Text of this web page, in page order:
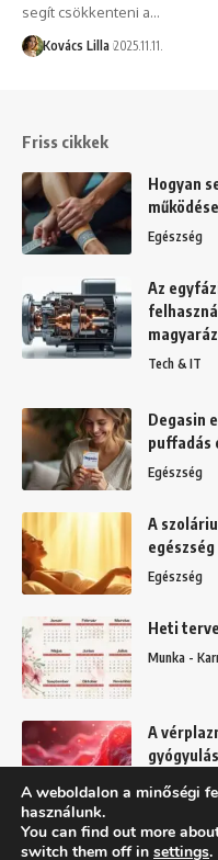
segít csökkenteni a…
Kovács Lilla 2025.11.11.
Friss cikkek
Hogyan
Egészség
Az
Tech & IT
Degasin
puffadás
Egészség
A
Egészség
Heti
Munka -
A
Egészség
A weboldalon a minőségi
használunk.
You can find out more
switch them off in settings.